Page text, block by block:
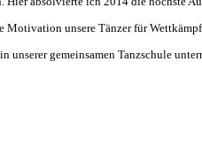
unsere Tänzer für
unserer gemeinsamen Tanzschule